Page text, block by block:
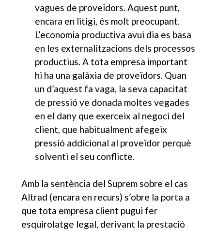
vagues de proveïdors. Aquest punt,
encara en litigi, és molt preocupant.
L’economia productiva avui dia es basa
en les externalitzacions dels processos
productius. A tota empresa important
hi ha una galàxia de proveïdors. Quan
un d’aquest fa vaga, la seva capacitat
de pressió ve donada moltes vegades
en el dany que exerceix al negoci del
client, que habitualment afegeix
pressió addicional al proveïdor perquè
solventi el seu conflicte.
Amb la sentència del Suprem sobre el cas
Altrad (encara en recurs) s’obre la porta a
que tota empresa client pugui fer
esquirolatge legal, derivant la prestació